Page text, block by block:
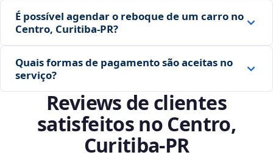
É possível agendar o reboque de um carro no
Centro, Curitiba‑PR?
Quais formas de pagamento são aceitas no
serviço?
Reviews de clientes
satisfeitos no Centro,
Curitiba‑PR